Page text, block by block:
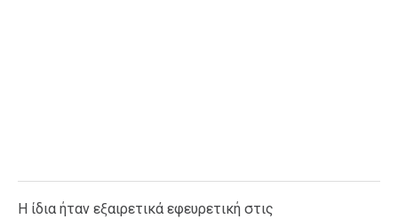
Η ίδια ήταν εξαιρετικά εφευρετική στις